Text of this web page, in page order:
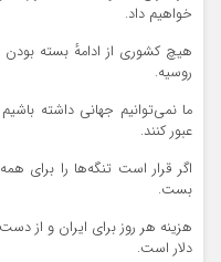
خواهیم داد.
هیچ کشوری از ادامهٔ بسته
روسیه.
ما نمی‌توانیم جهانی داشته
عبور کنند.
اگر قرار است تنگه‌ها را برای
بست.
هزینه هر روز برای ایران و از
دلار است.